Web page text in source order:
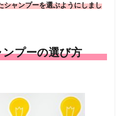
シャンプーを選ぶようにしまし
プーの選び方